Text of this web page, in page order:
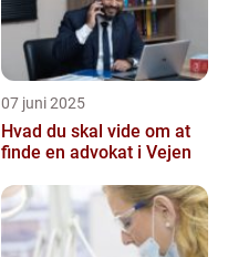
07 juni 2025
Hvad du skal vide om at
finde en advokat i Vejen